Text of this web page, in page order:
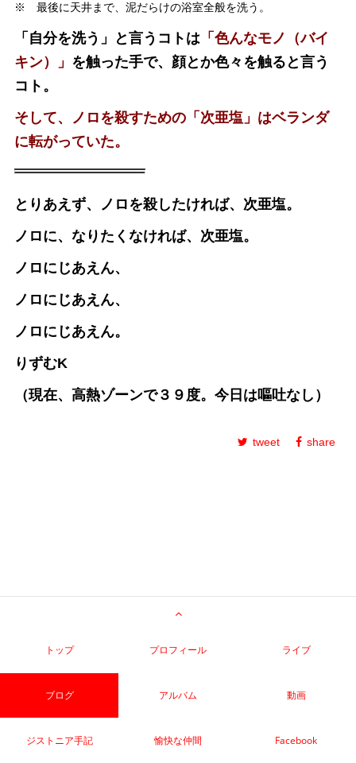
※ 最後に天井まで、泥だらけの浴室全般を洗う。
「自分を洗う」と言うコトは 「色んなモノ（バイ
キン）」 を触った手で、顔とか色々を触ると言う
コト。
そして、ノロを殺すための「次亜塩」はベランダ
に転がっていた。
とりあえず、ノロを殺したければ、次亜塩。
ノロに、なりたくなければ、次亜塩。
ノロにじあえん、
ノロにじあえん、
ノロにじあえん。
りずむK
（現在、高熱ゾーンで３９度。今日は嘔吐なし）
tweet share
トップ プロフィール ライブ
ブログ アルバム 動画
ジストニア手記 愉快な仲間 Facebook